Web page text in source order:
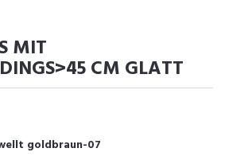
MIT
CM GLATT
goldbraun-07